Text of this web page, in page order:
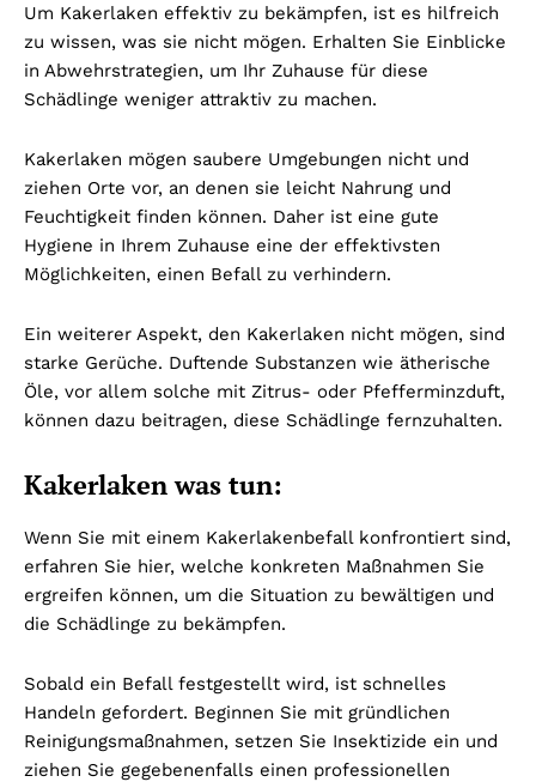
Um Kakerlaken effektiv zu bekämpfen, ist es hilfreich
zu wissen, was sie nicht mögen. Erhalten Sie Einblicke
in Abwehrstrategien, um Ihr Zuhause für diese
Schädlinge weniger attraktiv zu machen.
Kakerlaken mögen saubere Umgebungen nicht und
ziehen Orte vor, an denen sie leicht Nahrung und
Feuchtigkeit finden können. Daher ist eine gute
Hygiene in Ihrem Zuhause eine der effektivsten
Möglichkeiten, einen Befall zu verhindern.
Ein weiterer Aspekt, den Kakerlaken nicht mögen, sind
starke Gerüche. Duftende Substanzen wie ätherische
Öle, vor allem solche mit Zitrus- oder Pfefferminzduft,
können dazu beitragen, diese Schädlinge fernzuhalten.
Kakerlaken was tun:
Wenn Sie mit einem Kakerlakenbefall konfrontiert sind,
erfahren Sie hier, welche konkreten Maßnahmen Sie
ergreifen können, um die Situation zu bewältigen und
die Schädlinge zu bekämpfen.
Sobald ein Befall festgestellt wird, ist schnelles
Handeln gefordert. Beginnen Sie mit gründlichen
Reinigungsmaßnahmen, setzen Sie Insektizide ein und
ziehen Sie gegebenenfalls einen professionellen